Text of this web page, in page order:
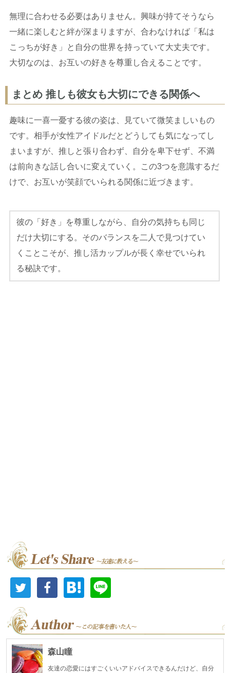
無理に合わせる必要はありません。興味が持てそうなら
一緒に楽しむと絆が深まりますが、合わなければ「私は
こっちが好き」と自分の世界を持っていて大丈夫です。
大切なのは、お互いの好きを尊重し合えることです。
まとめ 推しも彼女も大切にできる関係へ
趣味に一喜一憂する彼の姿は、見ていて微笑ましいもの
です。相手が女性アイドルだとどうしても気になってし
まいますが、推しと張り合わず、自分を卑下せず、不満
は前向きな話し合いに変えていく。この3つを意識するだ
けで、お互いが笑顔でいられる関係に近づきます。
彼の「好き」を尊重しながら、自分の気持ちも同じ
だけ大切にする。そのバランスを二人で見つけてい
くことこそが、推し活カップルが長く幸せでいられ
る秘訣です。
森山瞳
友達の恋愛にはすごくいいアドバイスできるんだけど、自分